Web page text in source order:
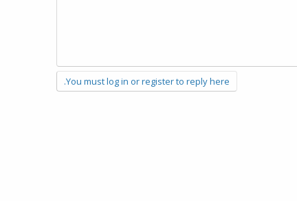
You must log in or register to reply here.